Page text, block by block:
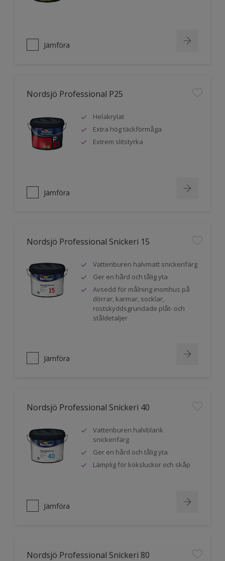
Jämföra
Nordsjö Professional P25
Helakrylat
Extra hög täckförmåga
Extrem slitstyrka
Jämföra
Nordsjö Professional Snickeri 15
Vattenburen halvmatt snickerifärg
Ger en hård och tålig yta
Avsedd för målning inomhus på
dörrar, karmar, socklar,
rostskyddsgrundade plåt- och
ståldetaljer
Jämföra
Nordsjö Professional Snickeri 40
Vattenburen halvblank
snickerifärg
Ger en hård och tålig yta
Lämplig för köksluckor och skåp
Jämföra
Nordsjö Professional Snickeri 80